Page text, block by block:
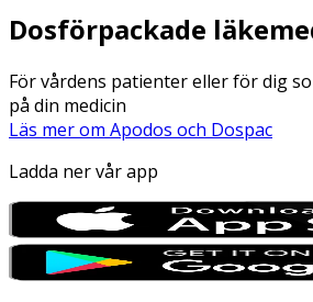
Dosförpackade
För vårdens patienter eller för dig
på din medicin
Läs mer om Apodos och Dospac
Ladda ner vår app